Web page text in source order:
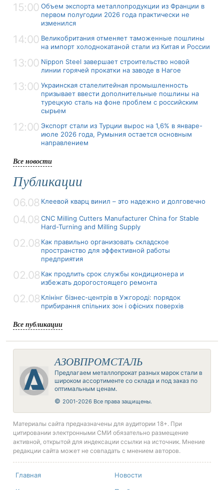
15:00 Объем экспорта металлопродукции из Франции в
первом полугодии 2026 года практически не
изменился
14:00 Великобритания отменяет таможенные пошлины
на импорт холоднокатаной стали из Китая и России
13:00 Nippon Steel завершает строительство новой
линии горячей прокатки на заводе в Нагое
13:00 Украинская сталелитейная промышленность
призывает ввести дополнительные пошлины на
турецкую сталь на фоне проблем с российским
сырьем
12:00 Экспорт стали из Турции вырос на 1,6% в январе-
июле 2026 года, Румыния остается основным
направлением
Все новости
Публикации
06.08 Клеевой кварц винил – это надежно и долговечно
04.08 CNC Milling Cutters Manufacturer China for Stable
Hard-Turning and Milling Supply
02.08 Как правильно организовать складское
пространство для эффективной работы
предприятия
02.08 Как продлить срок службы кондиционера и
избежать дорогостоящего ремонта
02.08 Клінінг бізнес-центрів в Ужгороді: порядок
прибирання спільних зон і офісних поверхів
Все публикации
АЗОВПРОМСТАЛЬ
Предлагаем металлопрокат разных марок стали в
широком ассортименте со склада и под заказ по
оптимальным ценам.
© 2001-2026 Все права защищены.
Материалы сайта предназначены для аудитории 18+. При
цитировании электронными СМИ обязательно размещение
активной, открытой для индексации ссылки на источник. Мнение
редакции сайта может не совпадать с мнением авторов.
Главная Новости